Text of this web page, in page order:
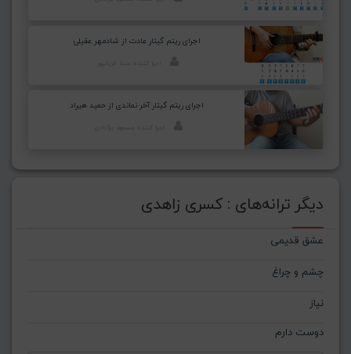
اجرای ریتم گیتار عادت از شادمهر عقیلی
اجرای ریتم گیتار آخر نماندی از حمید هیراد
دیگر ترانه‌های : کسری زاهدی
عشق قدیمی
چشم و چراغ
نیاز
دوست دارم